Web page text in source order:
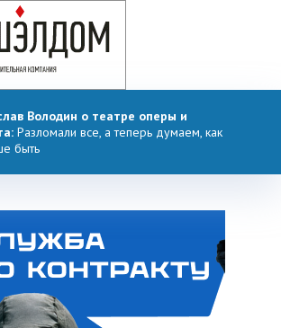
Володин о театре оперы и
Разломали все, а теперь думаем, как
быть